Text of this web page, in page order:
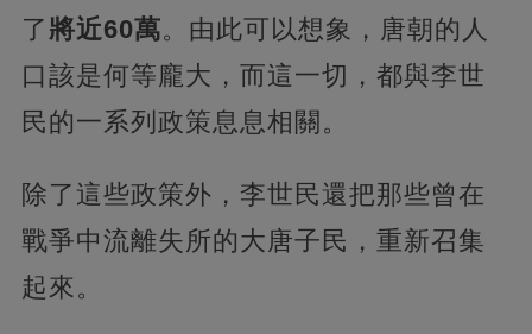
了 將近60萬。由此可以想象，唐朝的人
口該是何等龐大，而這一切，都與李世
民的一系列政策息息相關。
除了這些政策外，李世民還把那些曾在
戰爭中流離失所的大唐子民，重新召集
起來。